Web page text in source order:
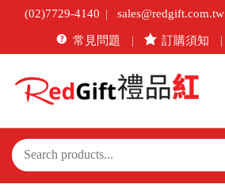
(02)7729-4140 sales@redgift.com.tw
常見問題 訂購須知